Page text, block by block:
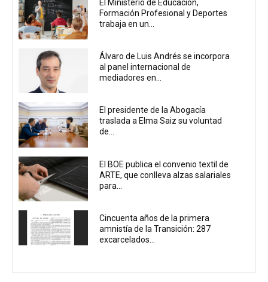
El Ministerio de Educación,
Formación Profesional y Deportes
trabaja en un...
Álvaro de Luis Andrés se incorpora
al panel internacional de
mediadores en...
El presidente de la Abogacía
traslada a Elma Saiz su voluntad
de...
El BOE publica el convenio textil de
ARTE, que conlleva alzas salariales
para...
Cincuenta años de la primera
amnistía de la Transición: 287
excarcelados...